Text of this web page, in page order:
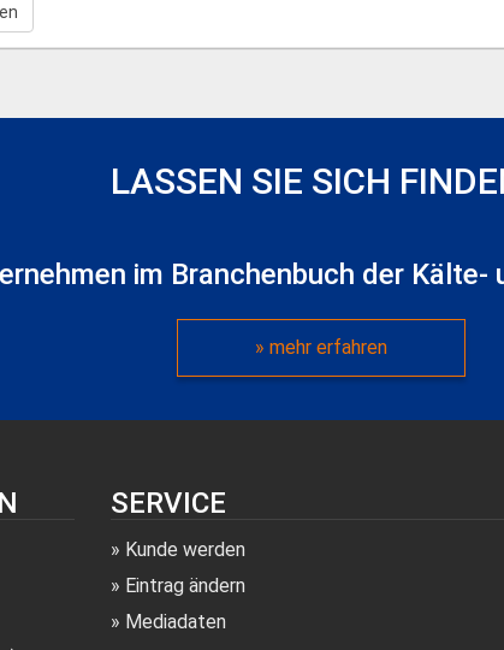
LASSEN SIE SICH
im Branchenbuch der
» mehr erfahren
SERVICE
Kunde werden
Eintrag ändern
Mediadaten